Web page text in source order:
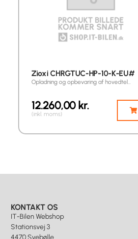
Zioxi CHRGTUC-HP-10-K-EU#
Opladning og opbevaring af hovedtel…
12.260,00kr.
(inkl. moms)
KONTAKT OS
IT-Bilen Webshop
Stationsvej 3